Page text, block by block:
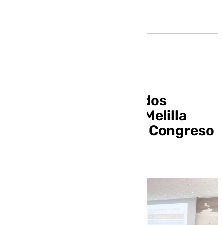
El Colegio de Graduados
Sociales de Málaga y Melilla
cierra con éxito su IX Congreso